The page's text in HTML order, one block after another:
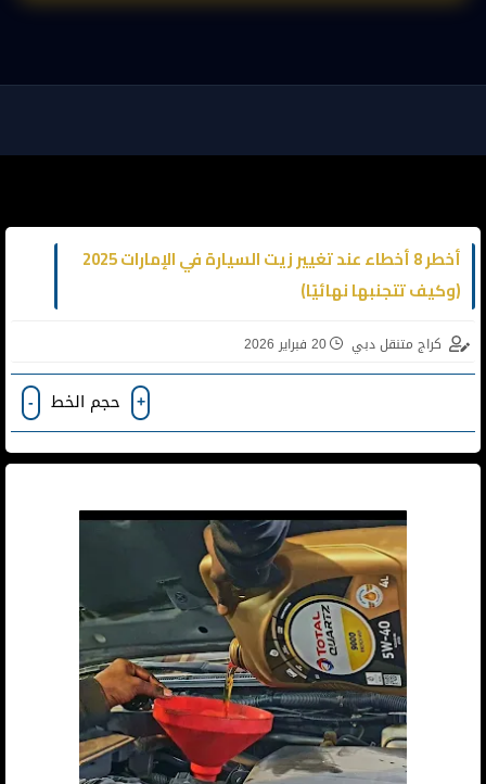
أخطر 8 أخطاء عند تغيير زيت السيارة في الإمارات 2025
(وكيف تتجنبها نهائيًا)
كراج متنقل دبي 20 فبراير 2026
+ حجم الخط -